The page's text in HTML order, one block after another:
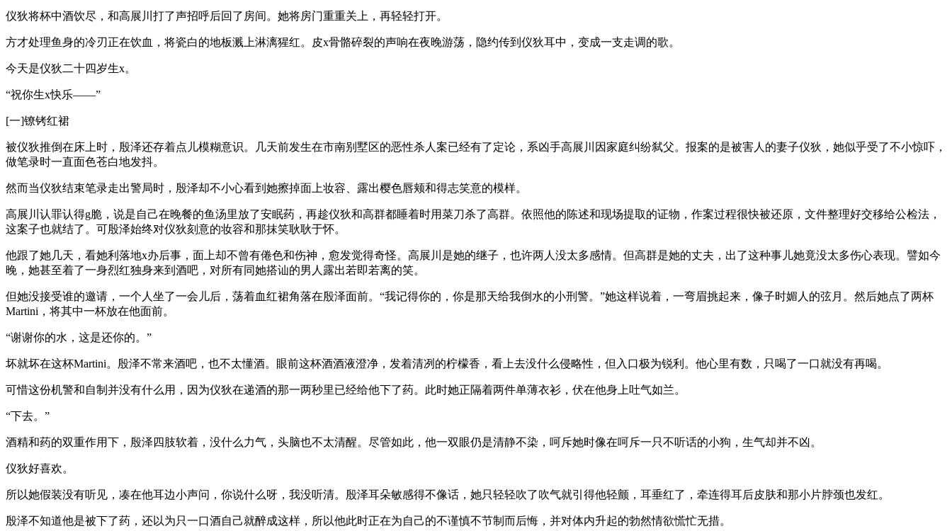
仪狄将杯中酒饮尽，和高展川打了声招呼后回了房间。她将房门重重关上，再轻轻打开。
方才处理鱼身的冷刃正在饮血，将瓷白的地板溅上淋漓猩红。皮x骨骼碎裂的声响在夜晚游荡，隐约传到仪狄耳中，变成一支走调的歌。
今天是仪狄二十四岁生x。
“祝你生x快乐——”
[一]镣铐红裙
被仪狄推倒在床上时，殷泽还存着点儿模糊意识。几天前发生在市南别墅区的恶性杀人案已经有了定论，系凶手高展川因家庭纠纷弑父。报案的是被害人的妻子仪狄，她似乎受了不小惊吓，
做笔录时一直面色苍白地发抖。
然而当仪狄结束笔录走出警局时，殷泽却不小心看到她擦掉面上妆容、露出樱色唇颊和得志笑意的模样。
高展川认罪认得g脆，说是自己在晚餐的鱼汤里放了安眠药，再趁仪狄和高群都睡着时用菜刀杀了高群。依照他的陈述和现场提取的证物，作案过程很快被还原，文件整理好交移给公检法，
这案子也就结了。可殷泽始终对仪狄刻意的妆容和那抹笑耿耿于怀。
他跟了她几天，看她利落地x办后事，面上却不曾有倦色和伤神，愈发觉得奇怪。高展川是她的继子，也许两人没太多感情。但高群是她的丈夫，出了这种事儿她竟没太多伤心表现。譬如今
晚，她甚至着了一身烈红独身来到酒吧，对所有同她搭讪的男人露出若即若离的笑。
但她没接受谁的邀请，一个人坐了一会儿后，荡着血红裙角落在殷泽面前。“我记得你的，你是那天给我倒水的小刑警。”她这样说着，一弯眉挑起来，像子时媚人的弦月。然后她点了两杯
Martini，将其中一杯放在他面前。
“谢谢你的水，这是还你的。”
坏就坏在这杯Martini。殷泽不常来酒吧，也不太懂酒。眼前这杯酒酒液澄净，发着清冽的柠檬香，看上去没什么侵略性，但入口极为锐利。他心里有数，只喝了一口就没有再喝。
可惜这份机警和自制并没有什么用，因为仪狄在递酒的那一两秒里已经给他下了药。此时她正隔着两件单薄衣衫，伏在他身上吐气如兰。
“下去。”
酒精和药的双重作用下，殷泽四肢软着，没什么力气，头脑也不太清醒。尽管如此，他一双眼仍是清静不染，呵斥她时像在呵斥一只不听话的小狗，生气却并不凶。
仪狄好喜欢。
所以她假装没有听见，凑在他耳边小声问，你说什么呀，我没听清。殷泽耳朵敏感得不像话，她只轻轻吹了吹气就引得他轻颤，耳垂红了，牵连得耳后皮肤和那小片脖颈也发红。
殷泽不知道他是被下了药，还以为只一口酒自己就醉成这样，所以他此时正在为自己的不谨慎不节制而后悔，并对体内升起的勃然情欲慌忙无措。